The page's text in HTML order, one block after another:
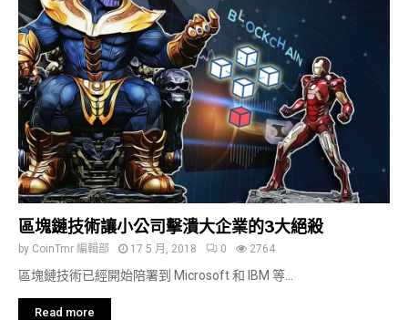
區塊鏈技術讓小公司擊潰大企業的3大絕殺
by CoinTmr 編輯部 17 5 月, 2018 0 2764
區塊鏈技術已經開始陪署到 Microsoft 和 IBM 等...
Read more